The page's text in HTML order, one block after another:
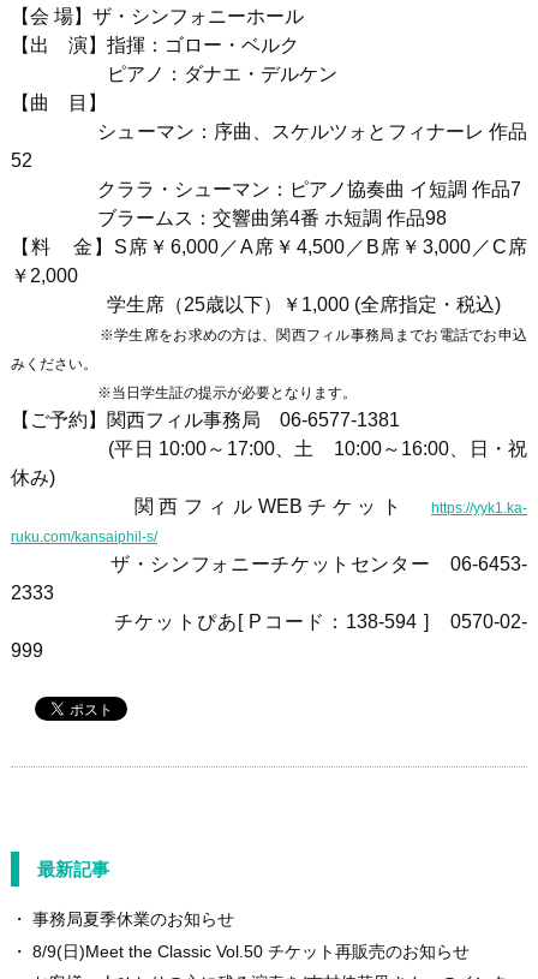
【会 場】ザ・シンフォニーホール
【出 演】指揮：ゴロー・ベルク
ピアノ：ダナエ・デルケン
【曲 目】
シューマン：序曲、スケルツォとフィナーレ 作品
52
クララ・シューマン：ピアノ協奏曲 イ短調 作品7
ブラームス：交響曲第4番 ホ短調 作品98
【料 金】 S 席￥ 6,000／A席￥ 4,500／ B 席￥ 3,000／C 席
￥ 2,000
学生席（25歳以下）￥ 1,000 (全席指定・税込)
※学生席をお求めの方は、関西フィル事務局までお電話でお申込
みください。
※当日学生証の提示が必要となります。
【ご予約】関西フィル事務局 06-6577-1381
(平日 10:00～17:00、土 10:00～16:00、日・祝
休み)
関西フィル WEB チケットhttps://yyk1.ka-
ruku.com/kansaiphil-s/
ザ・シンフォニーチケットセンター06-6453-
2333
チケットぴあ [ P コード：138-594 ]
0570-02-
999
最新記事
事務局夏季休業のお知らせ
8/9(日)Meet the Classic Vol.50 チケット再販売のお知らせ